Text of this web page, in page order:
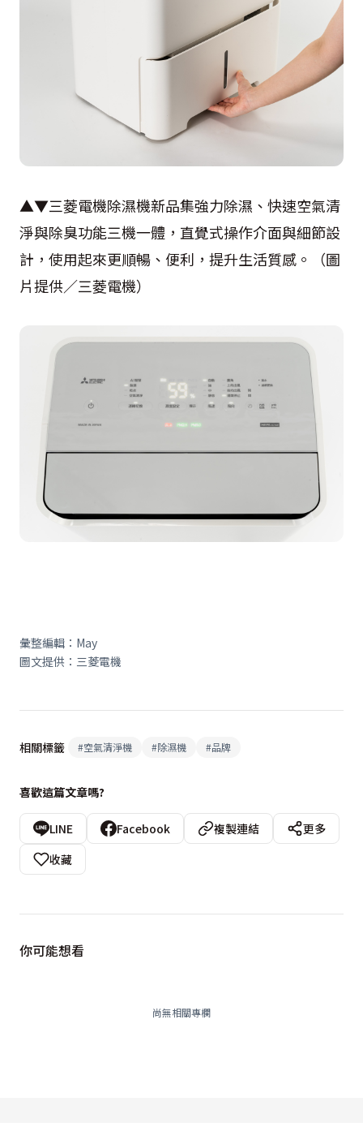
▲▼三菱電機除濕機新品集強力除濕、快速空氣清
淨與除臭功能三機一體，直覺式操作介面與細節設
計，使用起來更順暢、便利，提升生活質感。（圖
片提供／三菱電機）
彙整編輯：May
圖文提供：三菱電機
相關標籤 #空氣清淨機 #除濕機 #品牌
喜歡這篇文章嗎?
LINE Facebook 複製連結
更多
收藏
你可能想看
尚無相關專欄